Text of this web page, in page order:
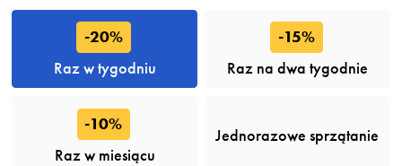
-20%
Raz w tygodniu
-15%
Raz na dwa tygodnie
-10%
Raz w miesiącu
Jednorazowe sprzątanie